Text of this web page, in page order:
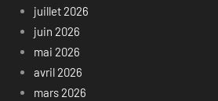
juillet 2026
juin 2026
mai 2026
avril 2026
mars 2026